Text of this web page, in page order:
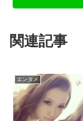
関連記事
エンタメ